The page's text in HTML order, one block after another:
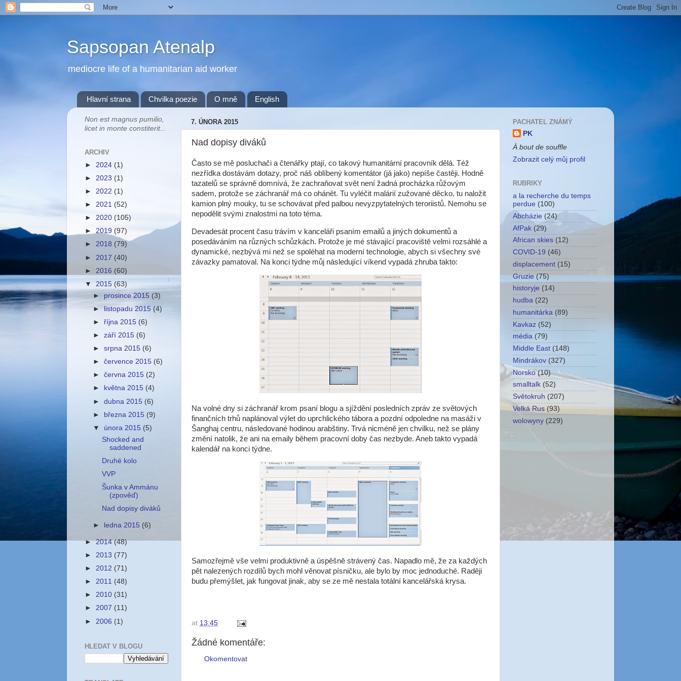
Sapsopan Atenalp
mediocre life of a humanitarian aid worker
Hlavní strana Chvilka poezie O mně English
7. ÚNORA 2015
Nad dopisy diváků
Často se mě posluchači a čtenářky ptají, co takový humanitární pracovník dělá. Též
nezřídka dostávám dotazy, proč náš oblíbený komentátor (já jako) nepíše častěji. Hodně
tazatelů se správně domnívá, že zachraňovat svět není žadná procházka růžovým
sadem, protože se záchranář má co ohánět. Tu vyléčit malárií zužované děcko, tu naložit
kamion plný mouky, tu se schovávat před palbou nevyzpytatelných teroriistů. Nemohu se
nepodělit svými znalostmi na toto téma.
Devadesát procent času trávím v kanceláři psaním emailů a jiných dokumentů a
posedáváním na různých schůzkách. Protože je mé stávající pracoviště velmi rozsáhlé a
dynamické, nezbývá mi než se spoléhat na moderní technologie, abych si všechny své
závazky pamatoval. Na konci týdne můj následující víkend vypadá zhruba takto:
Na volné dny si záchranář krom psaní blogu a sjíždění posledních zpráv ze světových
finančních trhů naplánoval výlet do uprchlického tábora a pozdní odpoledne na masáži v
Šanghaj centru, následované hodinou arabštiny. Trvá nicméně jen chvilku, než se plány
změní natolik, že ani na emaily během pracovní doby čas nezbyde. Aneb takto vypadá
kalendář na konci týdne.
Samozřejmě vše velmi produktivně a úspěšně strávený čas. Napadlo mě, že za každých
pět nalezených rozdílů bych mohl věnovat písničku, ale bylo by moc jednoduché. Raději
budu přemýšlet, jak fungovat jinak, aby se ze mě nestala totální kancelářská krysa.
at 13:45
Žádné komentáře:
Okomentovat
Non est magnus pumilio,
licet in monte constiterit...
ARCHIV
► 2024 (1)
► 2023 (1)
► 2022 (1)
► 2021 (52)
► 2020 (105)
► 2019 (97)
► 2018 (79)
► 2017 (40)
► 2016 (60)
▼ 2015 (63)
► prosince 2015 (3)
► listopadu 2015 (4)
►října 2015 (6)
►září 2015 (6)
►srpna 2015 (6)
►července 2015 (6)
►června 2015 (2)
►
května 2015 (4)
►dubna 2015 (6)
► března 2015 (9)
▼ února 2015 (5)
Shocked and
saddened
Druhé kolo
VVP
Šunka v Ammánu
(zpověď)
Nad dopisy diváků
► ledna 2015 (6)
►2014(48)
► 2013 (77)
► 2012 (71)
► 2011 (48)
► 2010 (31)
► 2007 (11)
► 2006 (1)
HLEDAT V BLOGU
PACHATEL ZNÁMÝ
PK
À bout de souffle
Zobrazit celý můj profil
RUBRIKY
a la recherche du temps
perdue (100)
Abcházie (24)
AfPak (29)
African skies (12)
COVID-19 (46)
displacement (15)
Gruzie (75)
historyje (14)
hudba (22)
humanitárka (89)
Kavkaz (52)
média (79)
Middle East (148)
Mindrákov (327)
Norsko (10)
smalltalk (52)
Světokruh (207)
Velká Rus (93)
wolowyny (229)